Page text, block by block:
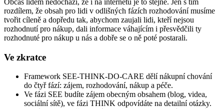
rozdílem, že obsah pro lidi v odlišných fázích rozhodování musíme
tvořit cíleně a dopředu tak, abychom zaujali lidi, kteří nejsou
rozhodnutí pro nákup, dali informace váhajícím i přesvědčili ty
rozhodnuté pro nákup u nás a dobře se o ně poté postarali.
Ve zkratce
Framework SEE-THINK-DO-CARE dělí nákupní chování
do čtyř fází: zájem, rozhodování, nákup a péče.
Ve fázi SEE budíte zájem obecným obsahem (blog, videa,
sociální sítě), ve fázi THINK odpovídáte na detailní otázky.